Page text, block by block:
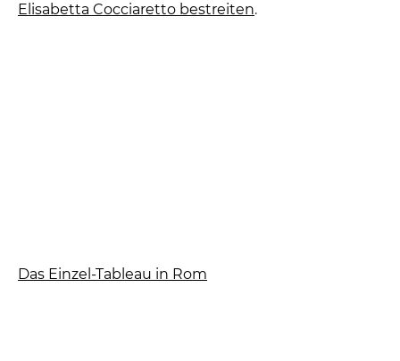
Elisabetta Cocciaretto bestreiten.
Das Einzel-Tableau in Rom